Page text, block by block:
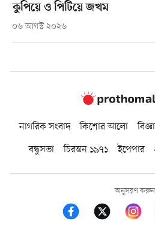
কুপিয়ে ও পিটিয়ে জখম
০৬ আগস্ট ২০২৬
নাগরিক সংবাদ কিশোর আলো
বন্ধুসভা
চিরন্তন ১৯৭১ ইপেপার
অনুসরণ করুন